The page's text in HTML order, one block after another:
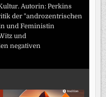
Autorin: Perkins
der "androzentrischen
und Feministin
und
negativen